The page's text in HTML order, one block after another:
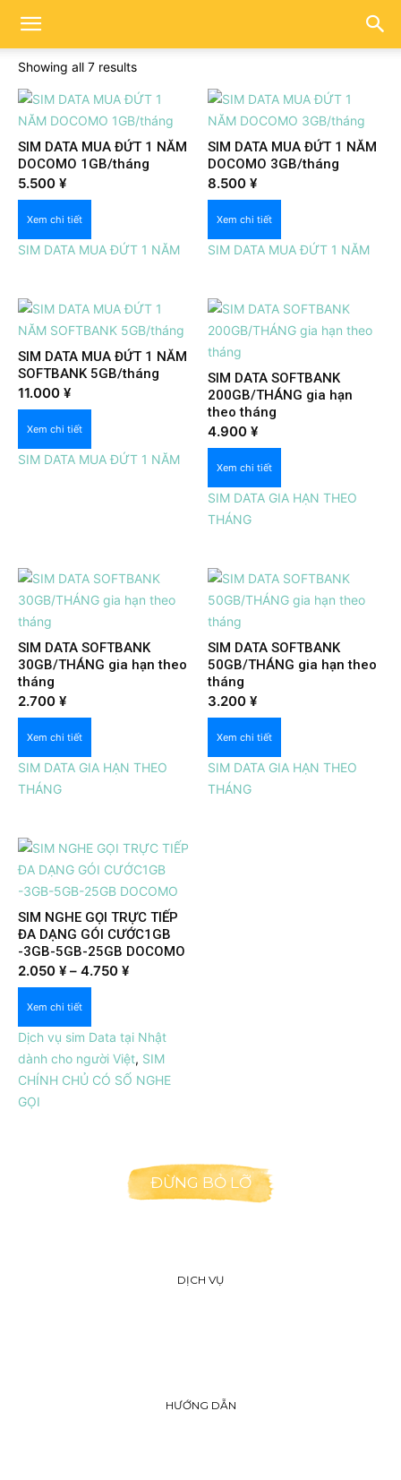
Showing all 7 results
SIM DATA MUA ĐỨT 1 NĂM
DOCOMO 1GB/tháng
5.500 ¥
Xem chi tiết
SIM DATA MUA ĐỨT 1 NĂM
SIM DATA MUA ĐỨT 1 NĂM
DOCOMO 3GB/tháng
8.500¥
Xem chi tiết
SIM DATA MUA ĐỨT 1 NĂM
SIM DATA MUA ĐỨT 1 NĂM
SOFTBANK 5GB/tháng
11.000 ¥
Xem chi tiết
SIM DATA MUA ĐỨT 1 NĂM
SIM DATA SOFTBANK
200GB/THÁNG gia hạn
theo tháng
4.900¥
Xem chi tiết
SIM DATA GIA HẠN THEO
THÁNG
Xem nhanh
SIM DATA SOFTBANK
30GB/THÁNG gia hạn theo
tháng
2.700 ¥
Xem chi tiết
SIM DATA GIA HẠN THEO
THÁNG
SIM DATA SOFTBANK
50GB/THÁNG gia hạn theo
tháng
3.200¥
Xem chi tiết
SIM DATA GIA HẠN THEO
THÁNG
SIM NGHE GỌI TRỰC TIẾP
ĐA DẠNG GÓI CƯỚC1GB
-3GB-5GB-25GB DOCOMO
2.050 ¥ – 4.750 ¥Price
through
4.750 ¥
Xem chi tiết
Dịch vụ sim Data tại Nhật
dành cho người Việt, SIM
CHÍNH CHỦ CÓ SỐ NGHE
GỌI
Xem nhanh
ĐỪNG BỎ LỠ
DỊCH VỤ
HƯỚNG DẪN